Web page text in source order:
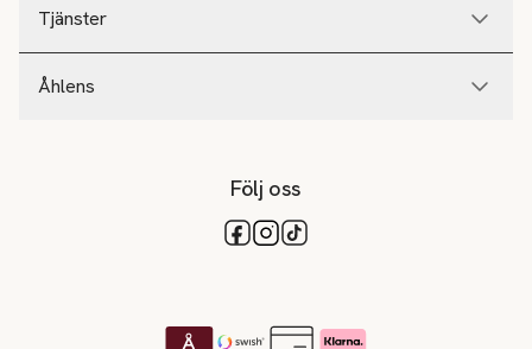
Tjänster
Åhlens
Följ oss